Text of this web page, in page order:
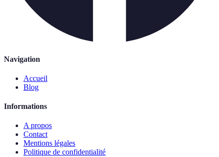
Navigation
Accueil
Blog
Informations
A propos
Contact
Mentions légales
Politique de confidentialité